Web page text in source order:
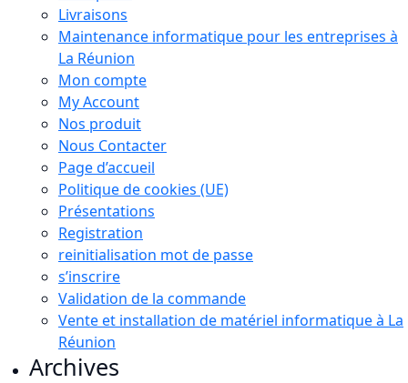
Livraisons
Maintenance informatique pour les entreprises à
La Réunion
Mon compte
My Account
Nos produit
Nous Contacter
Page d’accueil
Politique de cookies (UE)
Présentations
Registration
reinitialisation mot de passe
s’inscrire
Validation de la commande
Vente et installation de matériel informatique à La
Réunion
Archives